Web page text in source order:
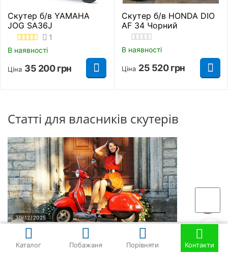
Скутер б/в YAMAHA
JOG SA36J
1
В наявності
Ціна 35 200 грн
Скутер б/в HONDA DIO
AF 34 Чорний
В наявності
Ціна 25 520 грн
Статті для власників скутерів
30/12/2025
Як вибрати хороший б/в скутер: поради та
рекомендації
Каталог Побажаня Порівняти Контакти